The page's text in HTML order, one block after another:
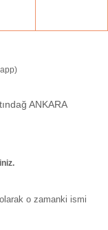
)
ANKARA
o zamanki ismi